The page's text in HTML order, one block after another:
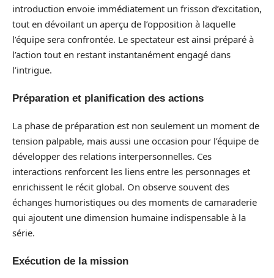
introduction envoie immédiatement un frisson d’excitation,
tout en dévoilant un aperçu de l’opposition à laquelle
l’équipe sera confrontée. Le spectateur est ainsi préparé à
l’action tout en restant instantanément engagé dans
l’intrigue.
Préparation et planification des actions
La phase de préparation est non seulement un moment de
tension palpable, mais aussi une occasion pour l’équipe de
développer des relations interpersonnelles. Ces
interactions renforcent les liens entre les personnages et
enrichissent le récit global. On observe souvent des
échanges humoristiques ou des moments de camaraderie
qui ajoutent une dimension humaine indispensable à la
série.
Exécution de la mission